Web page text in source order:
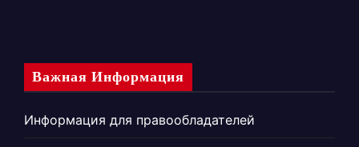
Важная Информация
Информация для правообладателей